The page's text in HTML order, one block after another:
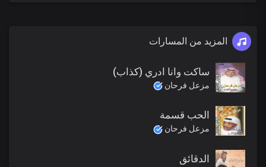
المزيد من المسارات
ساكت وانا ادري (كذاب)
مزعل فرحان
الحب قسمة
مزعل فرحان
الدقائق